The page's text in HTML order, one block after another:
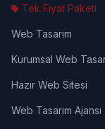
Tek Fiyat Paketi
Web Tasarım
Kurumsal Web
Hazır Web Sitesi
Web Tasarım Ajansı